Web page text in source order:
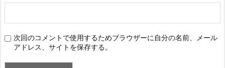
次回のコメントで使用するためブラウザーに自分の名前、メール
アドレス、サイトを保存する。